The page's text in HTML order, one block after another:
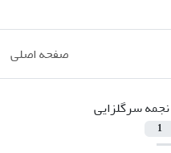
صفحه اصلی
نجمه سرگلزایی
1